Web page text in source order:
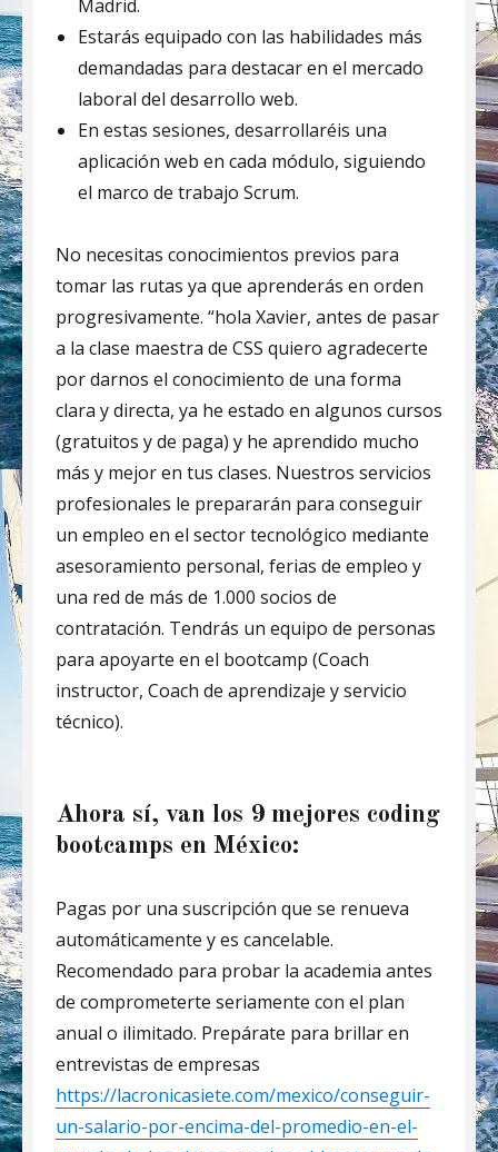
Madrid.
Estarás equipado con las habilidades más
demandadas para destacar en el mercado
laboral del desarrollo web.
En estas sesiones, desarrollaréis una
aplicación web en cada módulo, siguiendo
el marco de trabajo Scrum.
No necesitas conocimientos previos para
tomar las rutas ya que aprenderás en orden
progresivamente. “hola Xavier, antes de pasar
a la clase maestra de CSS quiero agradecerte
por darnos el conocimiento de una forma
clara y directa, ya he estado en algunos cursos
(gratuitos y de paga) y he aprendido mucho
más y mejor en tus clases. Nuestros servicios
profesionales le prepararán para conseguir
un empleo en el sector tecnológico mediante
asesoramiento personal, ferias de empleo y
una red de más de 1.000 socios de
contratación. Tendrás un equipo de personas
para apoyarte en el bootcamp (Coach
instructor, Coach de aprendizaje y servicio
técnico).
Ahora sí, van los 9 mejores coding
bootcamps en México:
Pagas por una suscripción que se renueva
automáticamente y es cancelable.
Recomendado para probar la academia antes
de comprometerte seriamente con el plan
anual o ilimitado. Prepárate para brillar en
entrevistas de empresas
https://lacronicasiete.com/mexico/conseguir-
un-salario-por-encima-del-promedio-en-el-